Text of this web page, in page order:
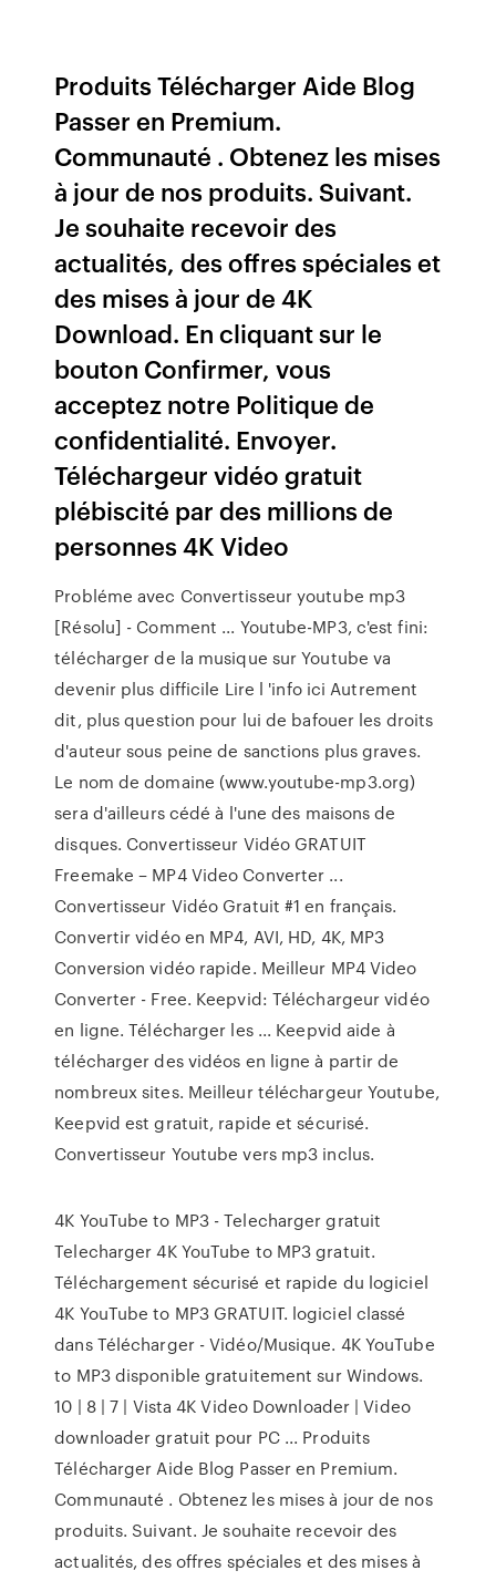
Produits Télécharger Aide Blog
Passer en Premium.
Communauté . Obtenez les mises
à jour de nos produits. Suivant.
Je souhaite recevoir des
actualités, des offres spéciales et
des mises à jour de 4K
Download. En cliquant sur le
bouton Confirmer, vous
acceptez notre Politique de
confidentialité. Envoyer.
Téléchargeur vidéo gratuit
plébiscité par des millions de
personnes 4K Video
Probléme avec Convertisseur youtube mp3
[Résolu] - Comment ... Youtube-MP3, c'est fini:
télécharger de la musique sur Youtube va
devenir plus difficile Lire l 'info ici Autrement
dit, plus question pour lui de bafouer les droits
d'auteur sous peine de sanctions plus graves.
Le nom de domaine (www.youtube-mp3.org)
sera d'ailleurs cédé à l'une des maisons de
disques. Convertisseur Vidéo GRATUIT
Freemake – MP4 Video Converter ...
Convertisseur Vidéo Gratuit #1 en français.
Convertir vidéo en MP4, AVI, HD, 4K, MP3
Conversion vidéo rapide. Meilleur MP4 Video
Converter - Free. Keepvid: Téléchargeur vidéo
en ligne. Télécharger les ... Keepvid aide à
télécharger des vidéos en ligne à partir de
nombreux sites. Meilleur téléchargeur Youtube,
Keepvid est gratuit, rapide et sécurisé.
Convertisseur Youtube vers mp3 inclus.
4K YouTube to MP3 - Telecharger gratuit
Telecharger 4K YouTube to MP3 gratuit.
Téléchargement sécurisé et rapide du logiciel
4K YouTube to MP3 GRATUIT. logiciel classé
dans Télécharger - Vidéo/Musique. 4K YouTube
to MP3 disponible gratuitement sur Windows.
10 | 8 | 7 | Vista 4K Video Downloader | Video
downloader gratuit pour PC ... Produits
Télécharger Aide Blog Passer en Premium.
Communauté . Obtenez les mises à jour de nos
produits. Suivant. Je souhaite recevoir des
actualités, des offres spéciales et des mises à